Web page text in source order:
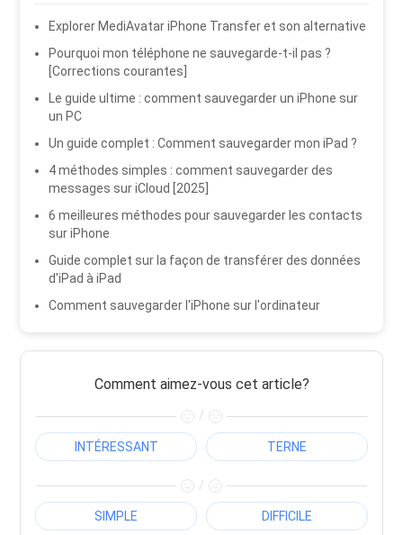
Explorer MediAvatar iPhone Transfer et son alternative
Pourquoi mon téléphone ne sauvegarde-t-il pas ?
[Corrections courantes]
Le guide ultime : comment sauvegarder un iPhone sur
un PC
Un guide complet : Comment sauvegarder mon iPad ?
4 méthodes simples : comment sauvegarder des
messages sur iCloud [2025]
6 meilleures méthodes pour sauvegarder les contacts
sur iPhone
Guide complet sur la façon de transférer des données
d'iPad à iPad
Comment sauvegarder l'iPhone sur l'ordinateur
Comment aimez-vous cet article?
/
INTÉRESSANT TERNE
/
SIMPLE DIFFICILE